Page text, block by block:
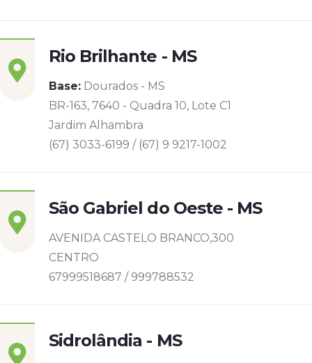
Rio Brilhante - MS
Base: Dourados - MS
BR-163, 7640 - Quadra 10, Lote C1
Jardim Alhambra
(67) 3033-6199 / (67) 9 9217-1002
São Gabriel do Oeste - MS
AVENIDA CASTELO BRANCO,300
CENTRO
67999518687 / 999788532
Sidrolândia - MS